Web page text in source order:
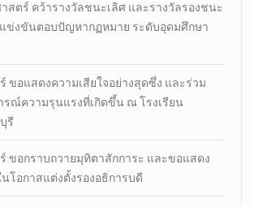
ตร์​ คว้ารางวัลชนะเลิศ และรางวัลรองชนะ
ข่งขันตอบปัญหากฏหมาย ระดับอุดมศึกษา
ขอแสดงความเสียใจอย่างสุดซึ่ง และร่วม
รณ์ความรุนแรงที่เกิดขึ้น ณ โรงเรียน
รี
ขอกราบถวายมุทิตาสักการะ และขอแสดง
โอกาสแต่งตั้งรองอธิการบดี